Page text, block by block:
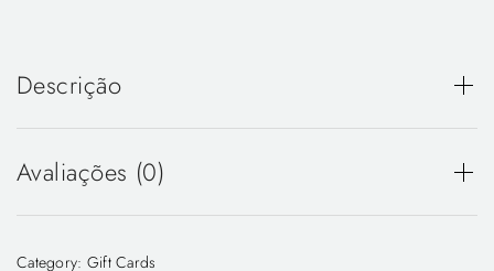
Descrição
and glass. Will suit any interior.
Avaliações (0)
Category: Gift Cards